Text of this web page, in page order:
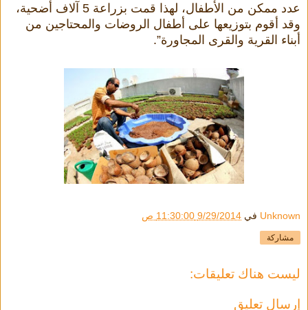
عدد ممكن من الأطفال، لهذا قمت بزراعة 5 آلاف أضحية،
وقد أقوم بتوزيعها على أطفال الروضات والمحتاجين من
أبناء القرية والقرى المجاورة”.
Unknown في 9/29/2014 11:30:00 ص
مشاركة
ليست هناك تعليقات:
إرسال تعليق